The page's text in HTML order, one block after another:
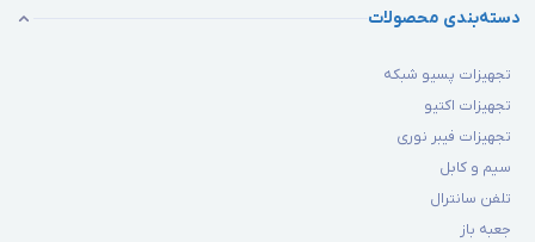
دسته‌بندی محصولات
تجهیزات پسیو شبکه
تجهیزات اکتیو
تجهیزات فیبر نوری
سیم و کابل
تلفن سانترال
جعبه باز